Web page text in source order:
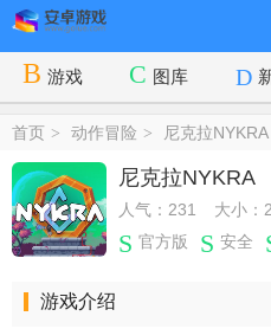
游戏 图库
首页 > 动作冒险 > 尼克拉NYKRA
尼克拉NYKRA
人气：231 大小：
官方版
安全
游戏介绍